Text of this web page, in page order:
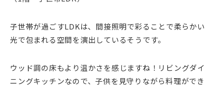
子世帯が過ごすLDKは、間接照明で彩ることで柔らかい
光で包まれる空間を演出しているそうです。
ウッド調の床もより温かさを感じますね！リビングダイ
ニングキッチンなので、子供を見守りながら料理ができ